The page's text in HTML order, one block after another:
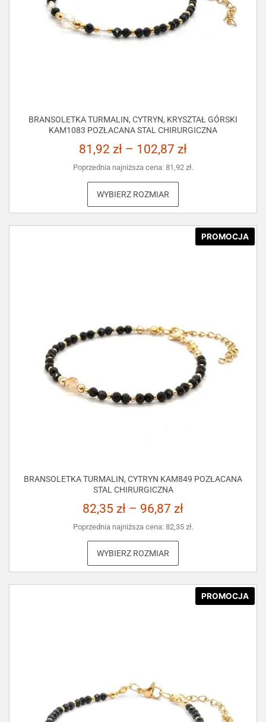
BRANSOLETKA TURMALIN, CYTRYN, KRYSZTAŁ GÓRSKI
KAM1083 POZŁACANA STAL CHIRURGICZNA
81,92 zł – 102,87 zł
Poprzednia najniższa cena: 81,92 zł.
WYBIERZ ROZMIAR
PROMOCJA
BRANSOLETKA TURMALIN, CYTRYN KAM849 POZŁACANA
STAL CHIRURGICZNA
82,35 zł – 96,87 zł
Poprzednia najniższa cena: 82,35 zł.
WYBIERZ ROZMIAR
PROMOCJA